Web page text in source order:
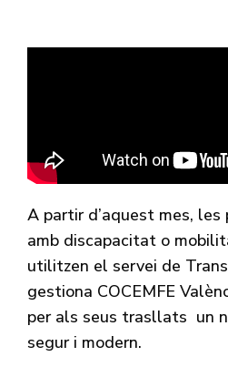
A partir d’aquest mes, les
amb discapacitat o
utilitzen el servei de
gestiona COCEMFE
per als seus trasllats un
segur i modern.